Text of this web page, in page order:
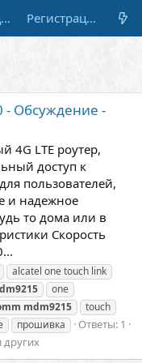
Авторизация Регистрация
- Обсуждение -
4G LTE роутер,
доступ к
пользователей,
и надежное
то дома или в
Скорость
alcatel one touch link
one
mdm9215
touch
прошивка
Ответы: 1
других